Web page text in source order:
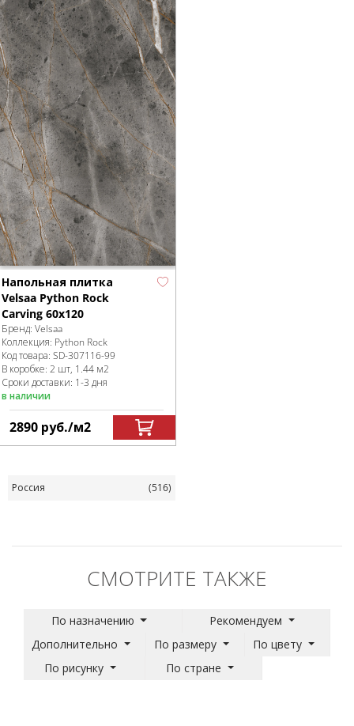
Напольная плитка
Velsaa Python Rock
Carving 60x120
Бренд: Velsaa
Коллекция: Python Rock
Код товара: SD-307116-99
В коробке: 2 шт, 1.44 м2
Сроки доставки: 1-3 дня
в наличии
2890 руб./м2
Россия (516)
СМОТРИТЕ ТАКЖЕ
По назначению
Рекомендуем
Дополнительно
По размеру
По цвету
По рисунку
По стране